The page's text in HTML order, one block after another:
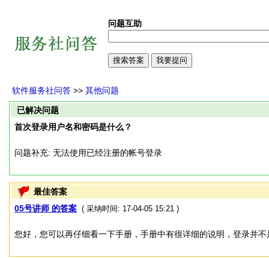
问题互助
软件服务社问答 >> 其他问题
已解决问题
首次登录用户名和密码是什么？
问题补充: 无法使用已经注册的帐号登录
最佳答案
05号讲师 的答案 ( 采纳时间: 17-04-05 15:21 )
您好，您可以再仔细看一下手册，手册中有很详细的说明，登录并